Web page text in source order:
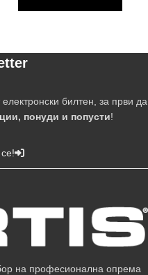
билтен, за први да
понуди и попусти!
на професионална опрема